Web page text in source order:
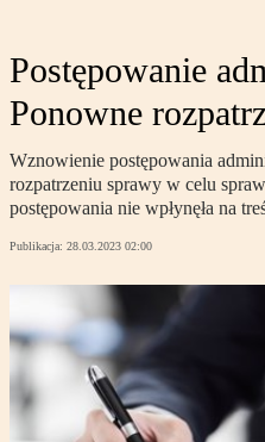
Postępowanie
Ponowne
Wznowienie postępowania
rozpatrzeniu sprawy w celu
postępowania nie wpłynęła na
Publikacja: 28.03.2023 02:00